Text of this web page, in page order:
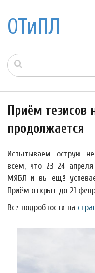
ОТиПЛ
Приём тезисов
продолжается
Испытываем острую
всем, что 23-24
МЯБЛ и вы ещё
Приём открыт до 21
Все подробности на